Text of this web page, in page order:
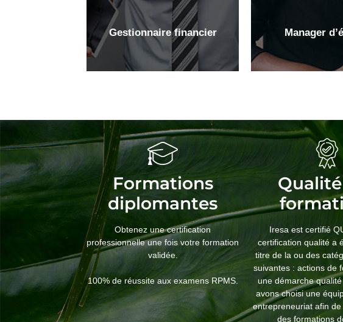
Gestionnaire financier Manager
Formations
diplomantes
Obtenez une certification
professionnelle une fois votre formation
validée.
100% de réussite aux examens RPMS.
Iresa est certifié
certification qualité a
titre de la ou des
suivantes : actions de
une démarche
avons choisi une
entrepreneuriat afin
des formations